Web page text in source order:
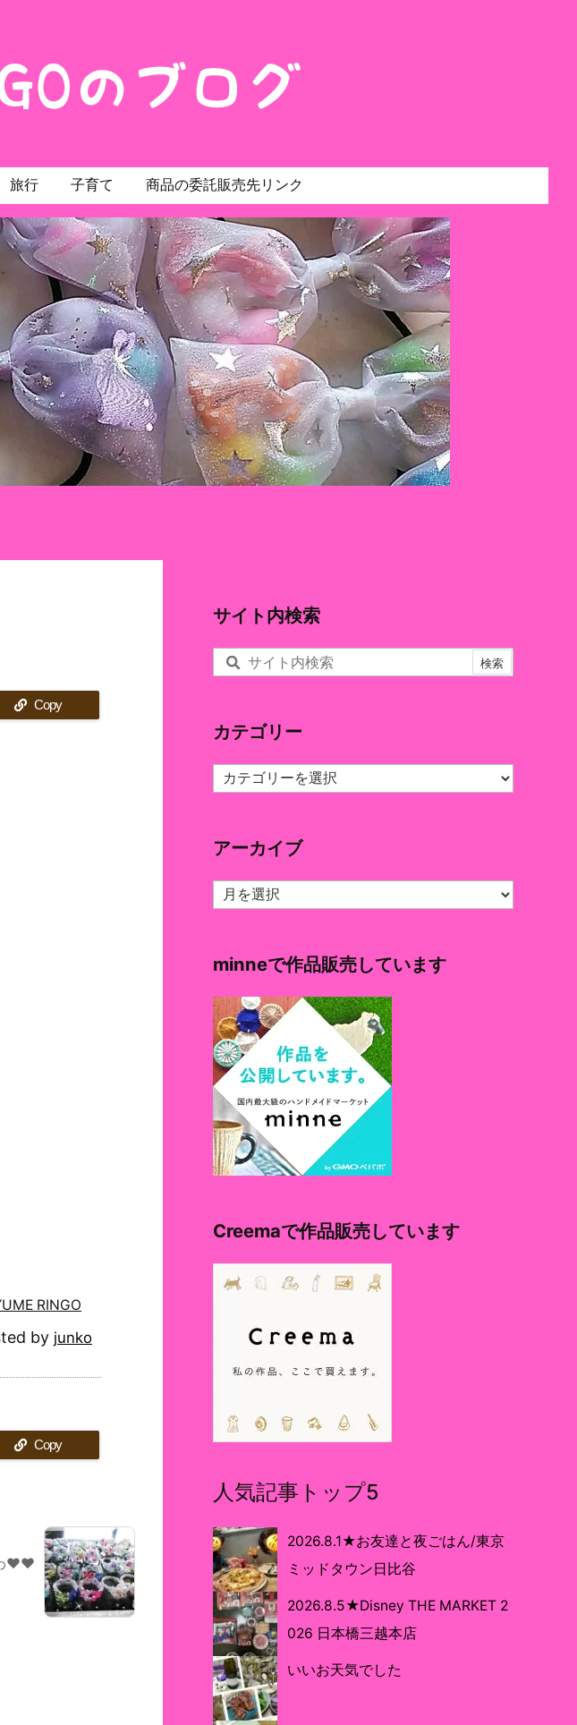
旅行 子育て 商品の委託販売先リンク
Copy
RINGO
by junko
Copy
♥♥
サイト内検索
カテゴリー
カ
テ
ー
アーカイブ
ア
ー
ブ
minneで作品販売しています
Creemaで作品販売しています
人気記事トップ5
2026.8.1★お友達と夜ごはん/東京
ミッドタウン日比谷
2026.8.5★Disney THE MARKET 2
026 日本橋三越本店
いいお天気でした